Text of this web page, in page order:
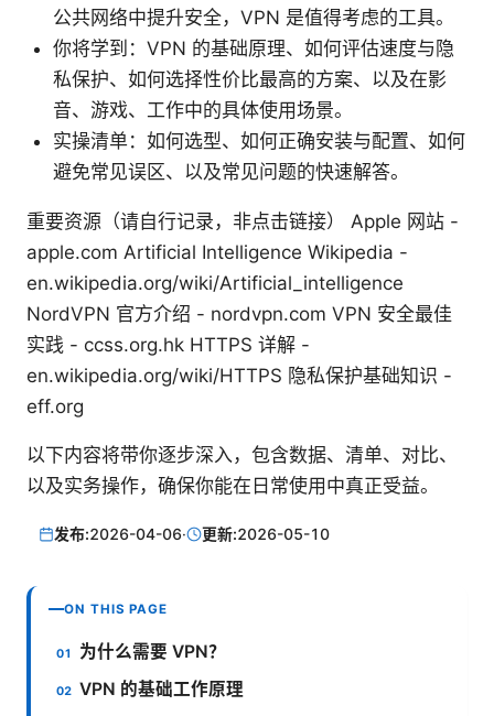
公共网络中提升安全，VPN 是值得考虑的工具。
你将学到：VPN 的基础原理、如何评估速度与隐
私保护、如何选择性价比最高的方案、以及在影
音、游戏、工作中的具体使用场景。
实操清单：如何选型、如何正确安装与配置、如何
避免常见误区、以及常见问题的快速解答。
重要资源（请自行记录，非点击链接） Apple 网站 -
apple.com Artificial Intelligence Wikipedia -
en.wikipedia.org/wiki/Artificial_intelligence
NordVPN 官方介绍 - nordvpn.com VPN 安全最佳
实践 - ccss.org.hk HTTPS 详解 -
en.wikipedia.org/wiki/HTTPS 隐私保护基础知识 -
eff.org
以下内容将带你逐步深入，包含数据、清单、对比、
以及实务操作，确保你能在日常使用中真正受益。
发布:2026-04-06· 更新:2026-05-10
ON THIS PAGE
为什么需要 VPN？
VPN 的基础工作原理